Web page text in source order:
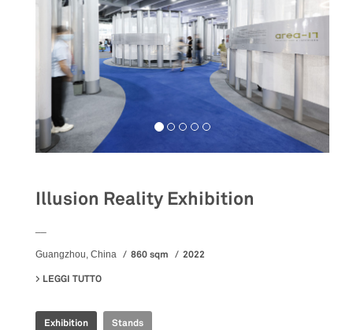
Illusion Reality Exhibition
Guangzhou, China 860 sqm
2022
LEGGI TUTTO
Exhibition Stands